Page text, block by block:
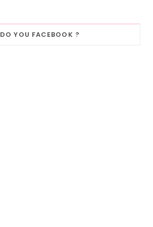
DO YOU FACEBOOK ?